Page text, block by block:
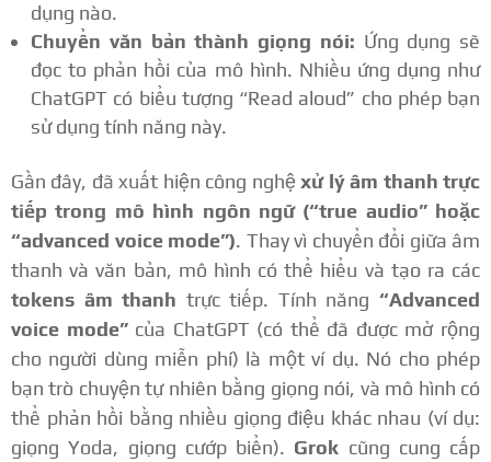
dụng nào.
Chuyển văn bản thành giọng nói: Ứng dụng sẽ
đọc to phản hồi của mô hình. Nhiều ứng dụng như
ChatGPT có biểu tượng “Read aloud” cho phép bạn
sử dụng tính năng này.
Gần đây, đã xuất hiện công nghệxử lý âm thanh trực
tiếp trong mô hình ngôn ngữ (“true audio” hoặc
“advanced voice mode”). Thay vì chuyển đổi giữa âm
thanh và văn bản, mô hình có thể hiểu và tạo ra các
tokens âm thanh trực tiếp. Tính năng“Advanced
voice mode”của ChatGPT (có thể đã được mở rộng
cho người dùng miễn phí) là một ví dụ. Nó cho phép
bạn trò chuyện tự nhiên bằng giọng nói, và mô hình có
thể phản hồi bằng nhiều giọng điệu khác nhau (ví dụ:
giọng Yoda, giọng cướp biển). Grok cũng cung cấp